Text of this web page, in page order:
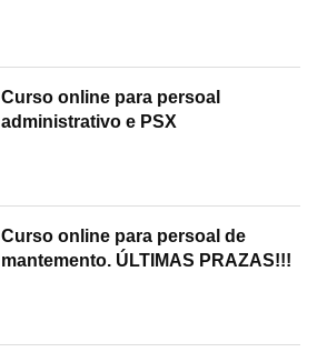
Curso online para persoal
administrativo e PSX
Curso online para persoal de
mantemento. ÚLTIMAS PRAZAS!!!